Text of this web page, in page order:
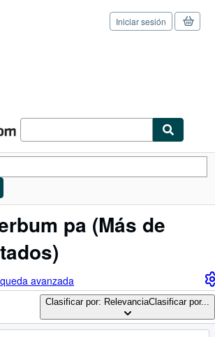
Iniciar sesión
pa (Más de
avanzada
Clasificar por: RelevanciaClasificar por...